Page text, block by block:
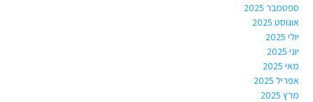
ספטמבר 2025
אוגוסט 2025
יולי 2025
יוני 2025
מאי 2025
אפריל 2025
מרץ 2025